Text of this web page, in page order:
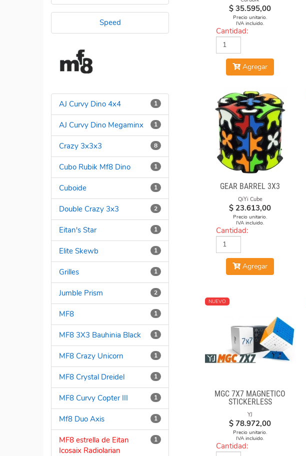
Speed
1
AJ Curvy Dino 4x4
1
AJ Curvy Dino Megaminx
8
Crazy 3x3x3
1
Cubo Rubik Mf8 Dino
1
Cuboide
2
Double Crazy 3x3
1
Eitan's Star
1
Elite Skewb
1
Grilles
2
Jumble Prism
1
MF8
1
MF8 3X3 Bauhinia Black
1
MF8 Crazy Unicorn
1
MF8 Crystal Dreidel
1
MF8 Curvy Copter III
1
Mf8 Duo Axis
1
MF8 estrella de Eitan
Icosaix Radiolarian
$ 35.595,00
Precio unitario.
IVA incluido.
Cantidad:
Agregar
GEAR BARREL 3X3
QiYi Cube
$ 23.613,00
Precio unitario.
IVA incluido.
Cantidad:
Agregar
NUEVO
MGC 7X7 MAGNÉTICO
STICKERLESS
YJ
$ 78.972,00
Precio unitario.
IVA incluido.
Cantidad: